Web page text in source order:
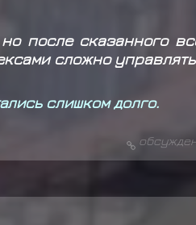
после сказанного
сложно
слишком долго.